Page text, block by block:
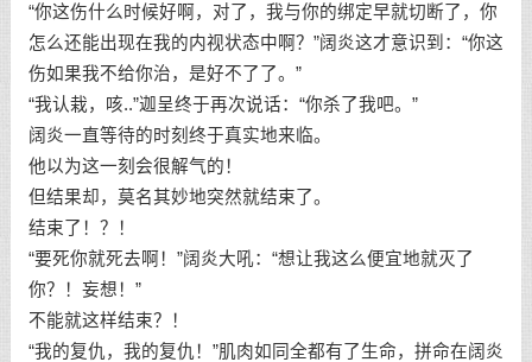
“你这伤什么时候好啊，对了，我与你的绑定早就切断了，你
怎么还能出现在我的内视状态中啊？”阔炎这才意识到：“你这
伤如果我不给你治，是好不了了。”
“我认栽，咳..”迦呈终于再次说话：“你杀了我吧。”
阔炎一直等待的时刻终于真实地来临。
他以为这一刻会很解气的！
但结果却，莫名其妙地突然就结束了。
结束了！？！
“要死你就死去啊！”阔炎大吼：“想让我这么便宜地就灭了
你？！妄想！”
不能就这样结束？！
“我的复仇，我的复仇！”肌肉如同全都有了生命，拼命在阔炎